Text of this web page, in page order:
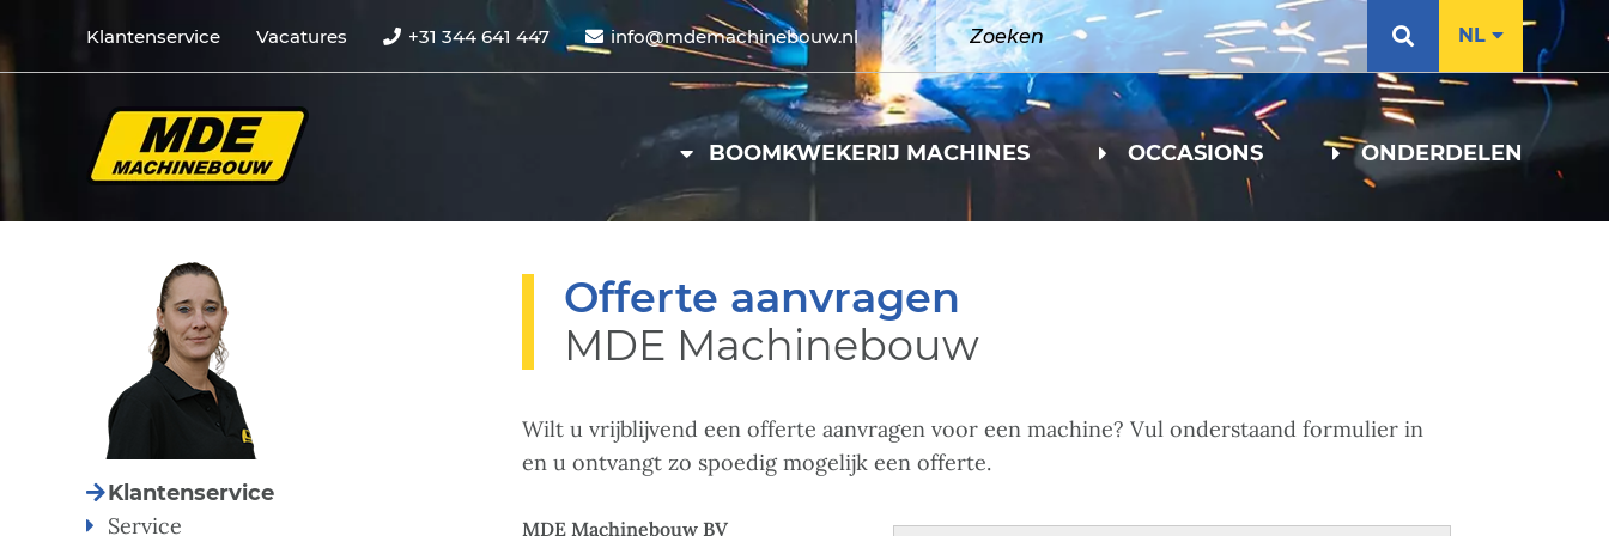
Klantenservice Vacatures +31 344 641 447 info@mdemachinebouw.nl NL
BOOMKWEKERIJ MACHINES OCCASIONS ONDERDELEN
Offerte aanvragen
MDE Machinebouw
Wilt u vrijblijvend een offerte aanvragen voor een machine? Vul onderstaand formulier in
en u ontvangt zo spoedig mogelijk een offerte.
MDE Machinebouw BV
Klantenservice
Service